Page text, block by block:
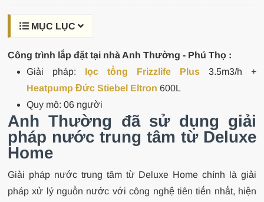
MỤC LỤC
Công trình lắp đặt tại nhà Anh Thường - Phú Thọ :
Giải pháp: lọc tổng Frizzlife Plus 3.5m3/h +
Heatpump Đức Stiebel Eltron 600L
Quy mô: 06 người
Anh Thường đã sử dụng giải
pháp nước trung tâm từ Deluxe
Home
Giải pháp nước trung tâm từ Deluxe Home chính là giải
pháp xử lý nguồn nước với công nghệ tiên tiến nhất, hiện